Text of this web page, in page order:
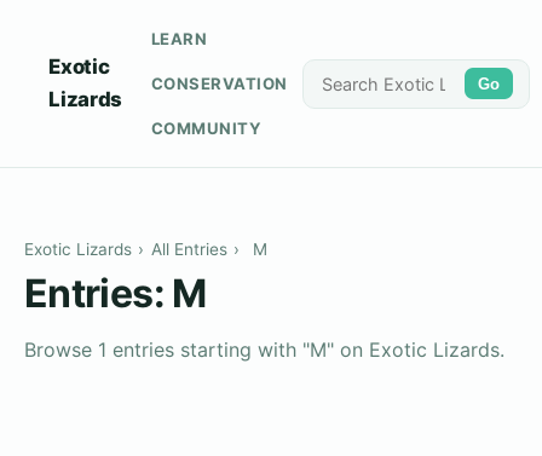
Exotic
Lizards
LEARN
CONSERVATION
COMMUNITY
Go
Exotic Lizards › All Entries › M
Entries: M
Browse 1 entries starting with "M" on Exotic Lizards.